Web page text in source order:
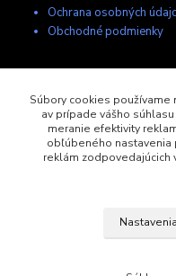
Ochrana osobných
Obchodné podmienky
Kontakty
+421 903 704 275
8:00-17:00
Súbory cookies používame
av prípade vášho
meranie efektivity
obľúbeného nastavenia
reklám zodpovedajúcich
Nastavenia